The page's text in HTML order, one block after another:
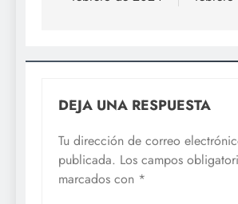
DEJA UNA RESPUESTA
Tu dirección de correo
publicada. Los campos
marcados con *